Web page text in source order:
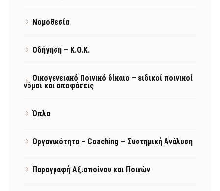
Νομοθεσία
Οδήγηση – Κ.Ο.Κ.
Οικογενειακό Ποινικό δίκαιο – ειδικοί ποινικοί
νόμοι και αποφάσεις
Όπλα
Οργανικότητα – Coaching – Συστημική Ανάλυση
Παραγραφή Αξιοποίνου και Ποινών